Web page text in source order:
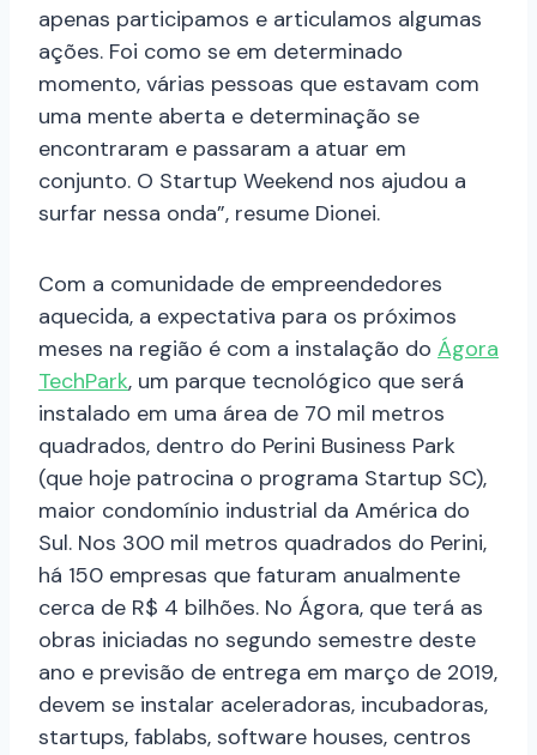
apenas participamos e articulamos algumas
ações. Foi como se em determinado
momento, várias pessoas que estavam com
uma mente aberta e determinação se
encontraram e passaram a atuar em
conjunto. O Startup Weekend nos ajudou a
surfar nessa onda”, resume Dionei.
Com a comunidade de empreendedores
aquecida, a expectativa para os próximos
meses na região é com a instalação do Ágora
TechPark, um parque tecnológico que será
instalado em uma área de 70 mil metros
quadrados, dentro do Perini Business Park
(que hoje patrocina o programa Startup SC),
maior condomínio industrial da América do
Sul. Nos 300 mil metros quadrados do Perini,
há 150 empresas que faturam anualmente
cerca de R$ 4 bilhões. No Ágora, que terá as
obras iniciadas no segundo semestre deste
ano e previsão de entrega em março de 2019,
devem se instalar aceleradoras, incubadoras,
startups, fablabs, software houses, centros